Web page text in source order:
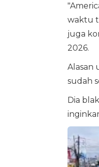
waktu
juga
2026.
Alasan
sudah
Dia